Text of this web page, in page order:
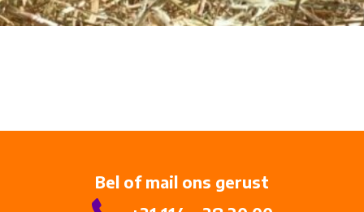
Bel of mail ons gerust